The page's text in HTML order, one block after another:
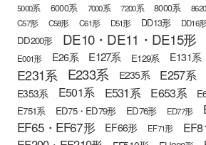
5000系 6000系 7000系 7200系 8000系
C57形
C58形 C61形 D51形 DD13形 DD16
DD200形 DE10・DE11・DE15形
E001形 E26系 E127系 E129系 E131系
E231系 E233系 E235系 E257系
E353系 E501系 E531系 E653系
E751系 ED75・ED79形 ED76形 ED77形
EF65・EF67形 EF66形 EF71形